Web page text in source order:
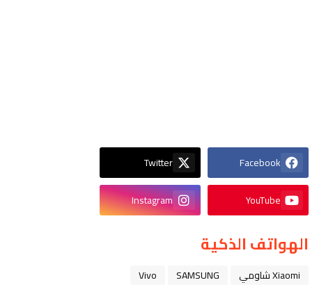
Facebook
Twitter
YouTube
Instagram
الهواتف الذكية
Xiaomi شاومي SAMSUNG
Vivo